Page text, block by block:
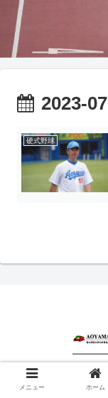
2023-
硬式野球
メニュー ホーム